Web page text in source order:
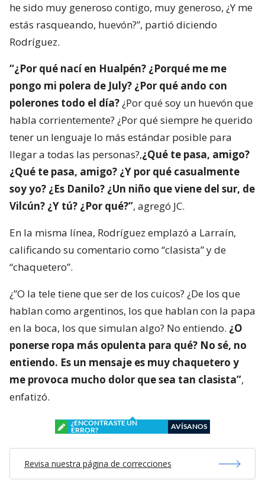
he sido muy generoso contigo, muy generoso, ¿Y me
estás rasqueando, huevón?”, partió diciendo
Rodríguez.
“¿Por qué nací en Hualpén? ¿Porqué me me
pongo mi polera de July? ¿Por qué ando con
polerones todo el día?¿Por qué soy un huevón que
habla corrientemente? ¿Por qué siempre he querido
tener un lenguaje lo más estándar posible para
llegar a todas las personas?,¿Qué te pasa, amigo?
¿Qué te pasa, amigo? ¿Y por qué casualmente
soy yo? ¿Es Danilo? ¿Un niño que viene del sur, de
Vilcún? ¿Y tú? ¿Por qué?”, agregó JC.
En la misma línea, Rodríguez emplazó a Larraín,
calificando su comentario como “clasista” y de
“chaquetero”.
¿”O la tele tiene que ser de los cuicos? ¿De los que
hablan como argentinos, los que hablan con la papa
en la boca, los que simulan algo? No entiendo. ¿O
ponerse ropa más opulenta para qué? No sé, no
entiendo. Es un mensaje es muy chaquetero y
me provoca mucho dolor que sea tan clasista”,
enfatizó.
¿ENCONTRASTE UN
ERROR?
AVÍSANOS
Revisa nuestra página de correcciones